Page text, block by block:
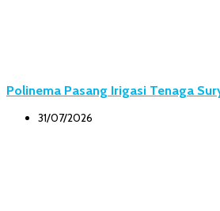
Polinema Pasang Irigasi Tenaga
31/07/2026